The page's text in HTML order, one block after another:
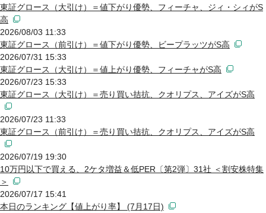
東証グロース（大引け）＝値下がり優勢、フィーチャ、ジィ・シィがS
高
2026/08/03 11:33
東証グロース（前引け）＝値下がり優勢、ビープラッツがS高
2026/07/31 15:33
東証グロース（大引け）＝値上がり優勢、フィーチャがS高
2026/07/23 15:33
東証グロース（大引け）＝売り買い拮抗、クオリプス、アイズがS高
2026/07/23 11:33
東証グロース（前引け）＝売り買い拮抗、クオリプス、アイズがS高
2026/07/19 19:30
10万円以下で買える、2ケタ増益＆低PER〔第2弾〕31社 ＜割安株特集
＞
2026/07/17 15:41
本日のランキング【値上がり率】 (7月17日)